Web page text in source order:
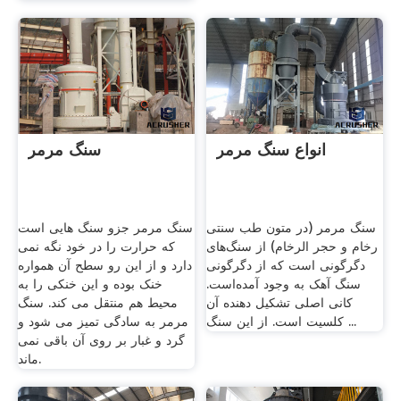
سنگ مرمر
سنگ مرمر جزو سنگ هایی است
که حرارت را در خود نگه نمی
دارد و از این رو سطح آن همواره
خنک بوده و این خنکی را به
محیط هم منتقل می کند. سنگ
مرمر به سادگی تمیز می شود و
گرد و غبار بر روی آن باقی نمی
ماند.
انواع سنگ مرمر
سنگ مرمر (در متون طب سنتی
رخام و حجر الرخام) از سنگ‌های
دگرگونی است که از دگرگونی
سنگ آهک به وجود آمده‌است.
کانی اصلی تشکیل دهنده آن
کلسیت است. از این سنگ ...